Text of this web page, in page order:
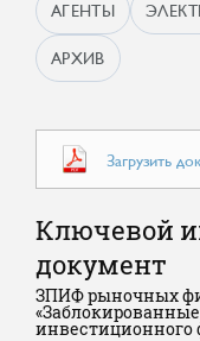
АГЕНТЫ
АРХИВ
Загрузить
Ключевой
документ
ЗПИФ рыночных
инвестиционного